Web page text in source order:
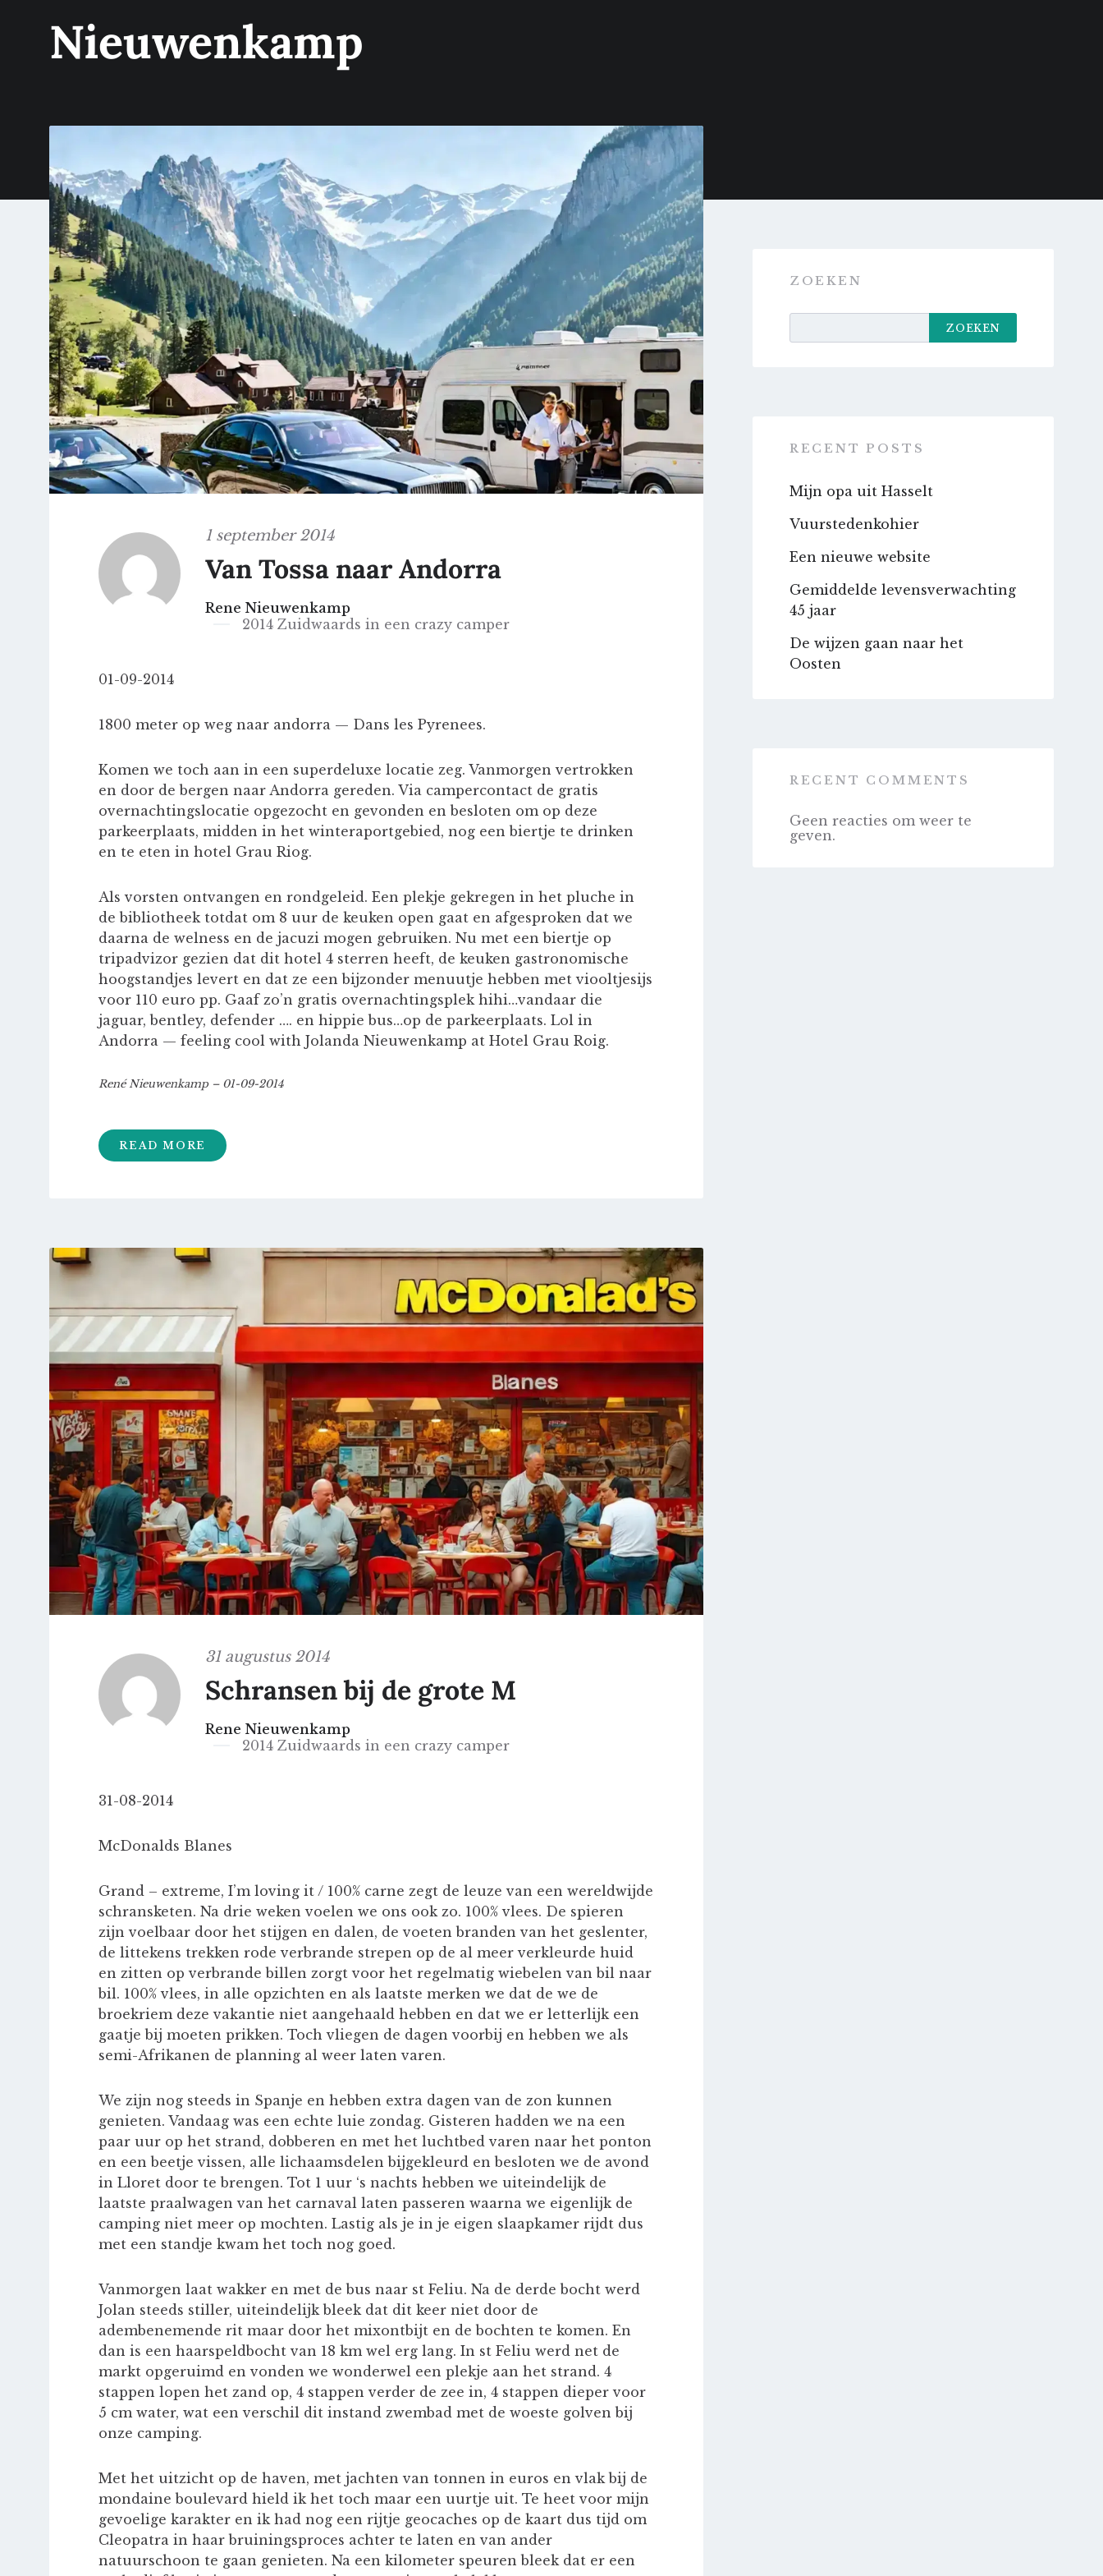
Nieuwenkamp
1 september 2014
Van Tossa naar Andorra
Rene Nieuwenkamp
2014 Zuidwaards in een crazy camper
01-09-2014
1800 meter op weg naar andorra — Dans les Pyrenees.
Komen we toch aan in een superdeluxe locatie zeg. Vanmorgen vertrokken
en door de bergen naar Andorra gereden. Via campercontact de gratis
overnachtingslocatie opgezocht en gevonden en besloten om op deze
parkeerplaats, midden in het winteraportgebied, nog een biertje te drinken
en te eten in hotel Grau Riog.
Als vorsten ontvangen en rondgeleid. Een plekje gekregen in het pluche in
de bibliotheek totdat om 8 uur de keuken open gaat en afgesproken dat we
daarna de welness en de jacuzi mogen gebruiken. Nu met een biertje op
tripadvizor gezien dat dit hotel 4 sterren heeft, de keuken gastronomische
hoogstandjes levert en dat ze een bijzonder menuutje hebben met viooltjesijs
voor 110 euro pp. Gaaf zo’n gratis overnachtingsplek hihi…vandaar die
jaguar, bentley, defender …. en hippie bus…op de parkeerplaats. Lol in
Andorra — feeling cool with Jolanda Nieuwenkamp at Hotel Grau Roig.
René Nieuwenkamp – 01-09-2014
READ MORE
31 augustus 2014
Schransen bij de grote M
Rene Nieuwenkamp
2014 Zuidwaards in een crazy camper
31-08-2014
McDonalds Blanes
Grand – extreme, I’m loving it / 100% carne zegt de leuze van een wereldwijde
schransketen. Na drie weken voelen we ons ook zo. 100% vlees. De spieren
zijn voelbaar door het stijgen en dalen, de voeten branden van het geslenter,
de littekens trekken rode verbrande strepen op de al meer verkleurde huid
en zitten op verbrande billen zorgt voor het regelmatig wiebelen van bil naar
bil. 100% vlees, in alle opzichten en als laatste merken we dat de we de
broekriem deze vakantie niet aangehaald hebben en dat we er letterlijk een
gaatje bij moeten prikken. Toch vliegen de dagen voorbij en hebben we als
semi-Afrikanen de planning al weer laten varen.
We zijn nog steeds in Spanje en hebben extra dagen van de zon kunnen
genieten. Vandaag was een echte luie zondag. Gisteren hadden we na een
paar uur op het strand, dobberen en met het luchtbed varen naar het ponton
en een beetje vissen, alle lichaamsdelen bijgekleurd en besloten we de avond
in Lloret door te brengen. Tot 1 uur ‘s nachts hebben we uiteindelijk de
laatste praalwagen van het carnaval laten passeren waarna we eigenlijk de
camping niet meer op mochten. Lastig als je in je eigen slaapkamer rijdt dus
met een standje kwam het toch nog goed.
Vanmorgen laat wakker en met de bus naar st Feliu. Na de derde bocht werd
Jolan steeds stiller, uiteindelijk bleek dat dit keer niet door de
adembenemende rit maar door het mixontbijt en de bochten te komen. En
dan is een haarspeldbocht van 18 km wel erg lang. In st Feliu werd net de
markt opgeruimd en vonden we wonderwel een plekje aan het strand. 4
stappen lopen het zand op, 4 stappen verder de zee in, 4 stappen dieper voor
5 cm water, wat een verschil dit instand zwembad met de woeste golven bij
onze camping.
Met het uitzicht op de haven, met jachten van tonnen in euros en vlak bij de
mondaine boulevard hield ik het toch maar een uurtje uit. Te heet voor mijn
gevoelige karakter en ik had nog een rijtje geocaches op de kaart dus tijd om
Cleopatra in haar bruiningsproces achter te laten en van ander
natuurschoon te gaan genieten. Na een kilometer speuren bleek dat er een
ZOEKEN
ZOEKEN
RECENT POSTS
Mijn opa uit Hasselt
Vuurstedenkohier
Een nieuwe website
Gemiddelde levensverwachting
45 jaar
De wijzen gaan naar het
Oosten
RECENT COMMENTS
Geen reacties om weer te
geven.